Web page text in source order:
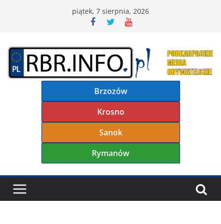
piątek, 7 sierpnia, 2026
Brzozów
Krosno
Sanok
Rymanów